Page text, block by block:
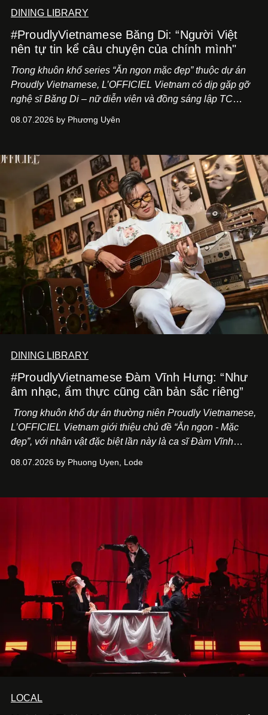
DINING LIBRARY
#ProudlyVietnamese Băng Di: “Người Việt
nên tự tin kể câu chuyện của chính mình"
Trong khuôn khổ series “Ăn ngon mặc đẹp” thuộc dự án
Proudly Vietnamese, L’OFFICIEL Vietnam có dịp gặp gỡ
nghệ sĩ Băng Di – nữ diễn viên và đồng sáng lập TC
Kitchen Bar và SALEM tại TP.HCM.
08.07.2026 by Phương Uyên
DINING LIBRARY
#ProudlyVietnamese Đàm Vĩnh Hưng: “Như
âm nhạc, ẩm thực cũng cần bản sắc riêng”
Trong khuôn khổ dự án thường niên Proudly Vietnamese,
L’OFFICIEL Vietnam giới thiệu chủ đề “Ăn ngon - Mặc
đẹp”, với nhân vật đặc biệt lần này là ca sĩ Đàm Vĩnh
Cà Phê Cà Pháo mang dấu ấn Indochine hoài niệm, thu
08.07.2026 by Phuong Uyen, Lode
LOCAL